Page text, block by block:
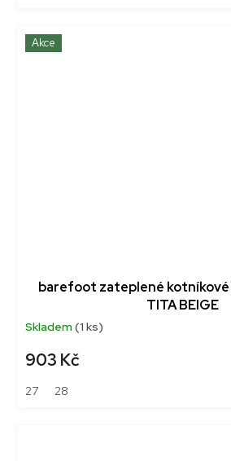
Akce
barefoot zateplené
TITA BEIGE
Skladem(1 ks)
903 Kč
27 28